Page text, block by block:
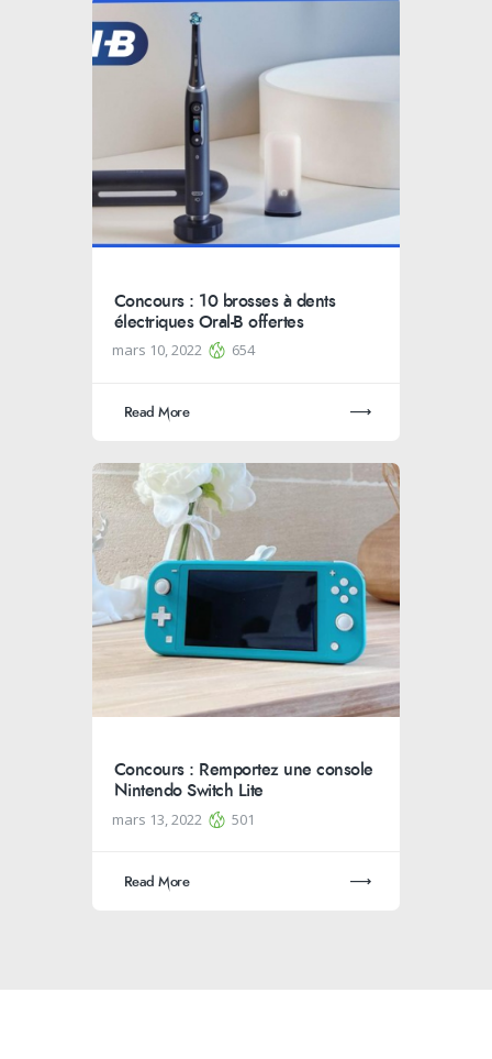
Concours : 10 brosses à dents
électriques Oral-B offertes
mars 10, 2022 654
Read More
Concours : Remportez une console
Nintendo Switch Lite
mars 13, 2022 501
Read More